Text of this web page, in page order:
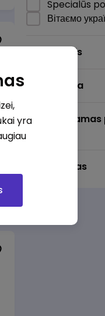
Specialūs
Вітаємо
Darbo sritis
Darbo vieta
Pageidaujamas
Darbo laikas
yra